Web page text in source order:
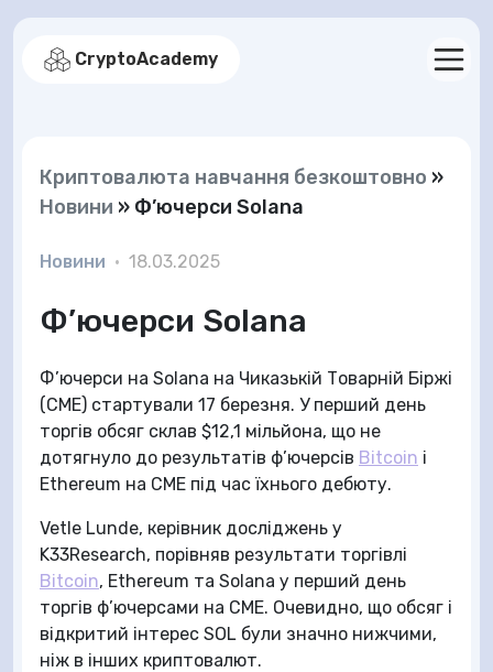
CryptoAcademy
Криптовалюта навчання безкоштовно »
Новини » Ф’ючерси Solana
Новини • 18.03.2025
Ф’ючерси Solana
Ф’ючерси на Solana на Чиказькій Товарній Біржі
(CME) стартували 17 березня. У перший день
торгів обсяг склав $12,1 мільйона, що не
дотягнуло до результатів ф’ючерсів Bitcoin і
Ethereum на CME під час їхнього дебюту.
Vetle Lunde, керівник досліджень у
K33Research, порівняв результати торгівлі
Bitcoin, Ethereum та Solana у перший день
торгів ф’ючерсами на CME. Очевидно, що обсяг і
відкритий інтерес SOL були значно нижчими,
ніж в інших криптовалют.